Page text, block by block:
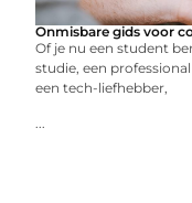
Onmisbare gids voor
Of je nu een student
studie, een
een tech-liefhebber,
...